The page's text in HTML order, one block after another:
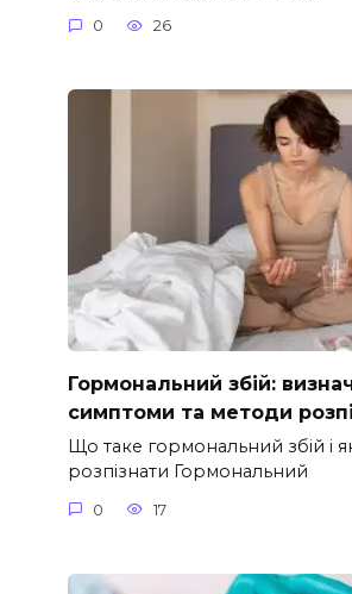
0 26
Гормональний збій:
симптоми та методи
Що таке гормональний збій і
розпізнати Гормональний
0 17